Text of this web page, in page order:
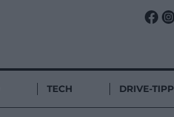
TECH DRIVE-TIPP